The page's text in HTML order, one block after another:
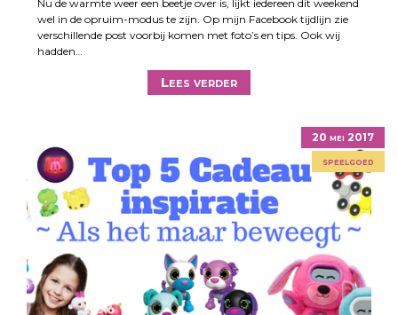
Nu de warmte weer een beetje over is, lijkt iedereen dit weekend
wel in de opruim-modus te zijn. Op mijn Facebook tijdlijn zie
verschillende post voorbij komen met foto’s en tips. Ook wij
hadden…
Lees verder
20 mei 2017
speelgoed